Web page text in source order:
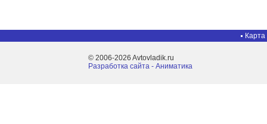
Карта
© 2006-2026 Avtovladik.ru
Разработка сайта - Aниматика